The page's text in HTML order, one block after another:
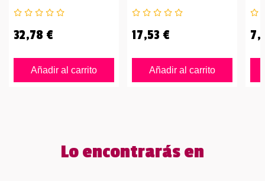
32,78 €
Añadir al carrito
17,53 €
Añadir al carrito
1kg
Lo encontrarás en